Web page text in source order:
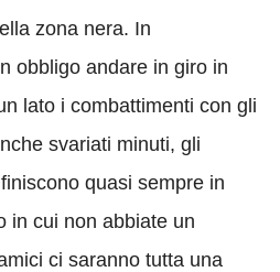
zona nera. In
obbligo andare in giro in
lato i combattimenti con gli
svariati minuti, gli
quasi sempre in
in cui non abbiate un
ci saranno tutta una